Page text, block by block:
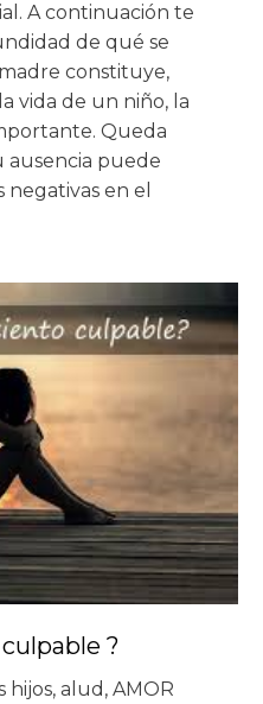
A continuación te
de qué se
constituye,
vida de un niño, la
Queda
ausencia puede
en el
?
hijos, alud , AMOR